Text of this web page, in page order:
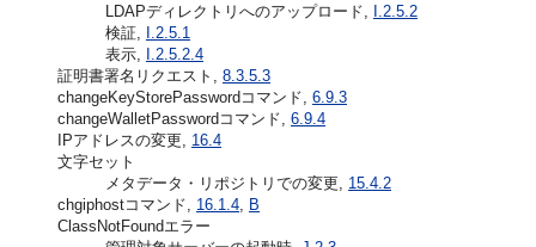
LDAPディレクトリへのアップロード, I.2.5.2
検証, I.2.5.1
表示, I.2.5.2.4
証明書署名リクエスト, 8.3.5.3
changeKeyStorePasswordコマンド, 6.9.3
changeWalletPasswordコマンド, 6.9.4
IPアドレスの変更, 16.4
文字セット
メタデータ・リポジトリでの変更, 15.4.2
chgiphostコマンド, 16.1.4 B
ClassNotFoundエラー